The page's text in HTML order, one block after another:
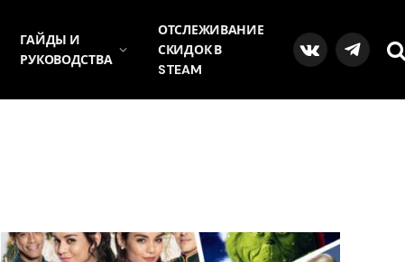
ГАЙДЫ И
РУКОВОДСТВА
ОТСЛЕЖИВАНИЕ
СКИДОК В
STEAM
VKontakteTelegram